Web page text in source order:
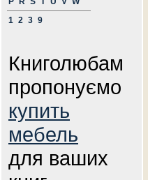
1 2 3 9
Книголюбам
пропонуємо
купить
мебель
для ваших